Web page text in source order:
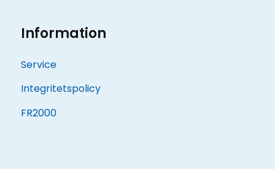
Information
Service
Integritetspolicy
FR2000